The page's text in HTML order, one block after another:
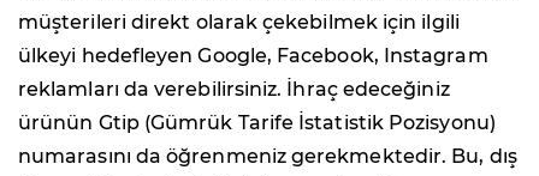
müşterileri direkt olarak çekebilmek için ilgili
ülkeyi hedefleyen Google, Facebook, Instagram
reklamları da verebilirsiniz. İhraç edeceğiniz
ürünün Gtip (Gümrük Tarife İstatistik Pozisyonu)
numarasını da öğrenmeniz gerekmektedir. Bu, dış